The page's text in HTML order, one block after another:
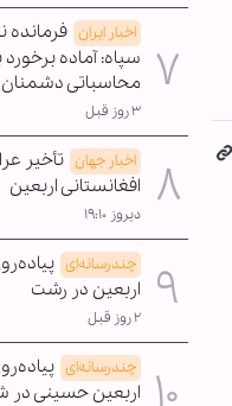
اخبار ایران فرمانده
سپاه: آماده
محاسباتی
۳ روز قبل
اخبار جهان تأخیر
افغانستانی اربعین
دیروز ۱۹:۱۰
چندرسانه‌ای
اربعین در رشت
۲ روز قبل
چندرسانه‌ای
اربعین حسینی در